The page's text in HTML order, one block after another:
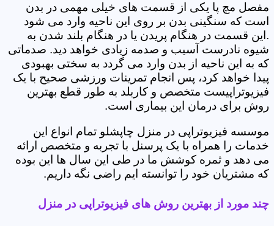
مفصل مچ پا یکی از قسمت های خیلی مهمی در بدن
است که سنگینی بدن بر روی این ناحیه وارد می شود
.این قسمت در هنگام پریدن یا در هنگام بلند شدن به
شیوه نادرست آسیب و صدمه زیادی خواهد دید. صدماتی
که به این ناحیه از بدن وارد می گردد به سختی بهبودی
پیدا خواهد کرد، پس انجام تمرینات ورزشی صحیح با یک
فیزیوتراپیست متخصص و کاربلد به طور قطع بهترین
روش برای درمان این بیماری است.
موسسه فیزیوتراپی در منزل چاپشلو تمام انواع این
خدمات را همراه با یک پرسنل با تجربه و متخصص ارائه
می دهد و ثمره کوشش ما در طی این سال ها این بوده
که مشتریان خود را توانسته ایم راضی نگه داریم.
چند مورد از بهترین روش های فیزیوتراپی در منزل